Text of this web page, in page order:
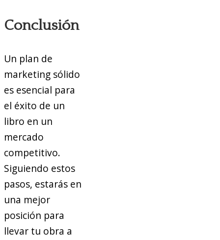
Conclusión
Un plan de
marketing sólido
es esencial para
el éxito de un
libro en un
mercado
competitivo.
Siguiendo estos
pasos, estarás en
una mejor
posición para
llevar tu obra a